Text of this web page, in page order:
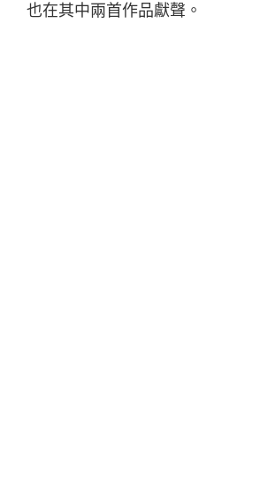
也在其中兩首作品獻聲。